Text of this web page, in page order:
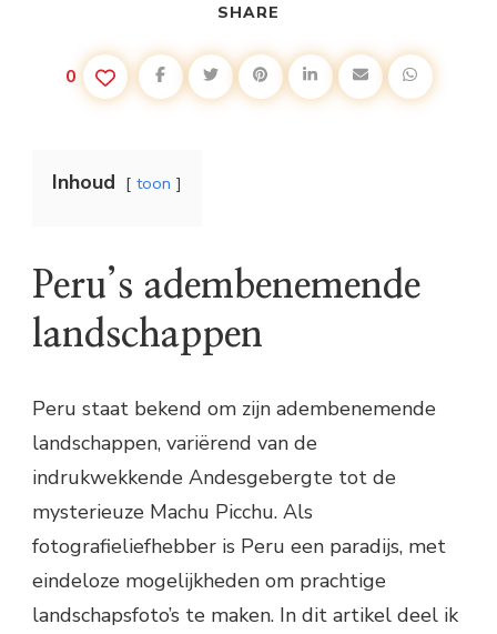
SHARE
0
Inhoud toon
Peru’s adembenemende
landschappen
Peru staat bekend om zijn adembenemende
landschappen, variërend van de
indrukwekkende Andesgebergte tot de
mysterieuze Machu Picchu. Als
fotografieliefhebber is Peru een paradijs, met
eindeloze mogelijkheden om prachtige
landschapsfoto’s te maken. In dit artikel deel ik